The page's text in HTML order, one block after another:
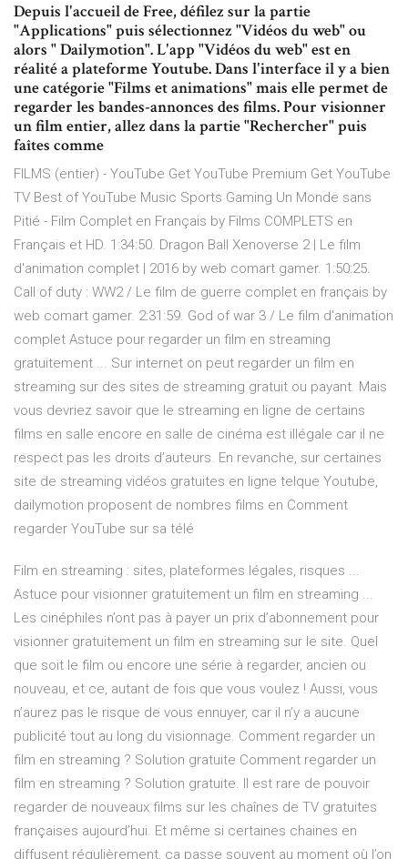
Depuis l'accueil de Free, défilez sur la partie
"Applications" puis sélectionnez "Vidéos du web" ou
alors " Dailymotion". L'app "Vidéos du web" est en
réalité a plateforme Youtube. Dans l'interface il y a bien
une catégorie "Films et animations" mais elle permet de
regarder les bandes-annonces des films. Pour visionner
un film entier, allez dans la partie "Rechercher" puis
faîtes comme
FILMS (entier) - YouTube Get YouTube Premium Get YouTube
TV Best of YouTube Music Sports Gaming Un Monde sans
Pitié - Film Complet en Français by Films COMPLETS en
Français et HD. 1:34:50. Dragon Ball Xenoverse 2 | Le film
d'animation complet | 2016 by web comart gamer. 1:50:25.
Call of duty : WW2 / Le film de guerre complet en français by
web comart gamer. 2:31:59. God of war 3 / Le film d'animation
complet Astuce pour regarder un film en streaming
gratuitement ... Sur internet on peut regarder un film en
streaming sur des sites de streaming gratuit ou payant. Mais
vous devriez savoir que le streaming en ligne de certains
films en salle encore en salle de cinéma est illégale car il ne
respect pas les droits d’auteurs. En revanche, sur certaines
site de streaming vidéos gratuites en ligne telque Youtube,
dailymotion proposent de nombres films en Comment
regarder YouTube sur sa télé
Film en streaming : sites, plateformes légales, risques ...
Astuce pour visionner gratuitement un film en streaming ...
Les cinéphiles n’ont pas à payer un prix d’abonnement pour
visionner gratuitement un film en streaming sur le site. Quel
que soit le film ou encore une série à regarder, ancien ou
nouveau, et ce, autant de fois que vous voulez ! Aussi, vous
n’aurez pas le risque de vous ennuyer, car il n’y a aucune
publicité tout au long du visionnage. Comment regarder un
film en streaming ? Solution gratuite Comment regarder un
film en streaming ? Solution gratuite. Il est rare de pouvoir
regarder de nouveaux films sur les chaînes de TV gratuites
françaises aujourd’hui. Et même si certaines chaines en
diffusent régulièrement, ça passe souvent au moment où l’on